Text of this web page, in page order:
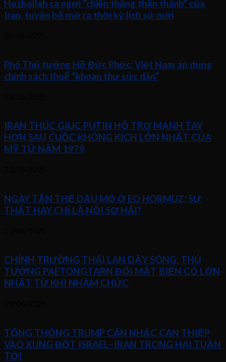
Hezbollah ca ngợi “chiến thắng thần thánh” của
Iran, tuyên bố mở ra thời kỳ lịch sử mới
Phó Thủ tướng Hồ Đức Phớc: Việt Nam áp dụng
chính sách thuế “khoan thư sức dân”
IRAN THÚC GIỤC PUTIN HỖ TRỢ MẠNH TAY
HƠN SAU CUỘC KHÔNG KÍCH LỚN NHẤT CỦA
MỸ TỪ NĂM 1979
NGÀY TẬN THẾ DẦU MỎ Ở EO HORMUZ: SỰ
THẬT HAY CHỈ LÀ NỖI SỢ HÃI?
CHÍNH TRƯỜNG THÁI LAN DẬY SÓNG: THỦ
TƯỚNG PAETONGTARN ĐỐI MẶT BIẾN CỐ LỚN
NHẤT TỪ KHI NHẬM CHỨC
TỔNG THỐNG TRUMP CÂN NHẮC CAN THIỆP
VÀO XUNG ĐỘT ISRAEL–IRAN TRONG HAI TUẦN
TỚI